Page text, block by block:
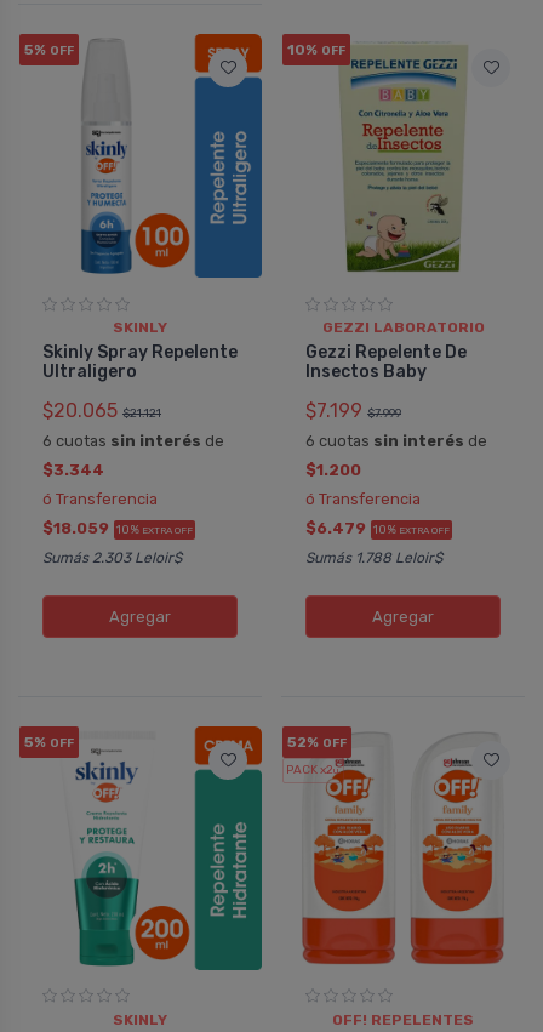
5% OFF
SKINLY
Skinly Spray Repelente
Ultraligero
$20.065 $21.121
6 cuotas sin interés de
$3.344
ó Transferencia
$18.059 10% EXTRA OFF
Sumás 2.303 Leloir$
Agregar
10% OFF
GEZZI LABORATORIO
Gezzi Repelente De
Insectos Baby
$7.199 $7.999
6 cuotas sin interés de
$1.200
ó Transferencia
$6.479 10% EXTRA OFF
Sumás 1.788 Leloir$
Agregar
5% OFF
SKINLY
52% OFF
PACK x2u.
OFF! REPELENTES